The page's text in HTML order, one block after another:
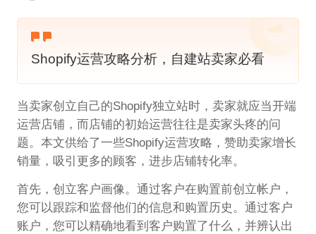
Shopify运营攻略分析，自建站卖家必看
当卖家创立自己的Shopify独立站时，卖家就应当开端
运营店铺，而店铺的初始运营往往是卖家头疼的问
题。本文供给了一些Shopify运营攻略，赞助卖家增长
销量，吸引更多的顾客，进步店铺转化率。
首先，创立客户画像。通过客户在购置前创立帐户，
您可以跟踪和监督他们的信息和购置历史。通过客户
账户，您可以精确地看到客户购置了什么，并辨认出